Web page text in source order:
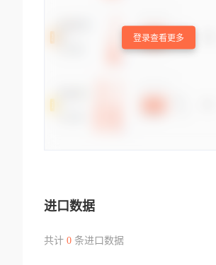
登录查看更多
进口数据
共计 0条进口数据